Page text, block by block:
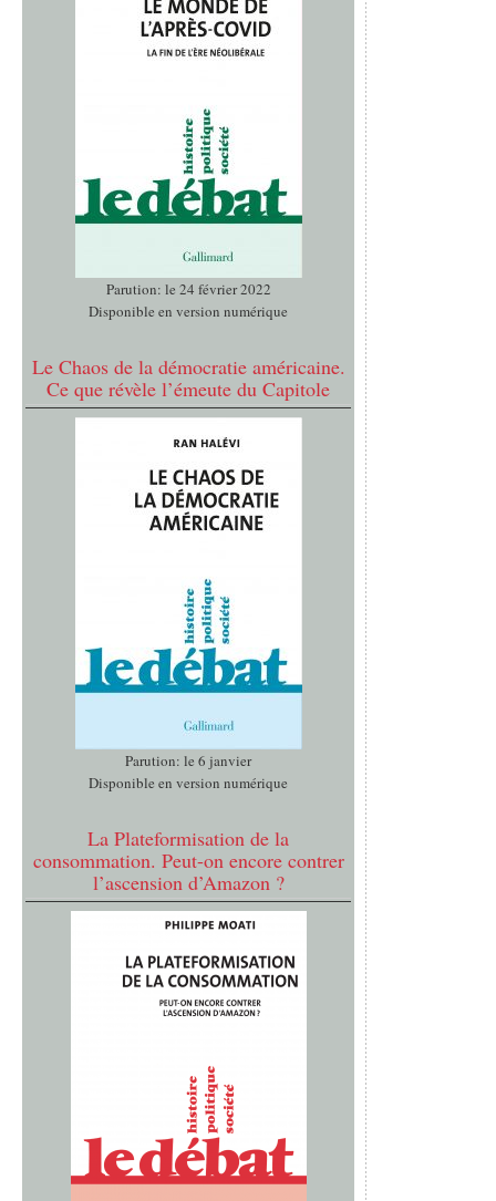
Parution: le 24 février 2022
Disponible en version numérique
Le Chaos de la démocratie américaine.
Ce que révèle l’émeute du Capitole
Parution: le 6 janvier
Disponible en version numérique
La Plateformisation de la
consommation. Peut-on encore contrer
l’ascension d’Amazon ?